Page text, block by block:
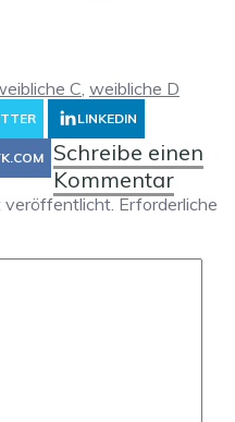
C weibliche D
LINKEDIN
Schreibe einen
Kommentar
veröffentlicht. Erforderliche